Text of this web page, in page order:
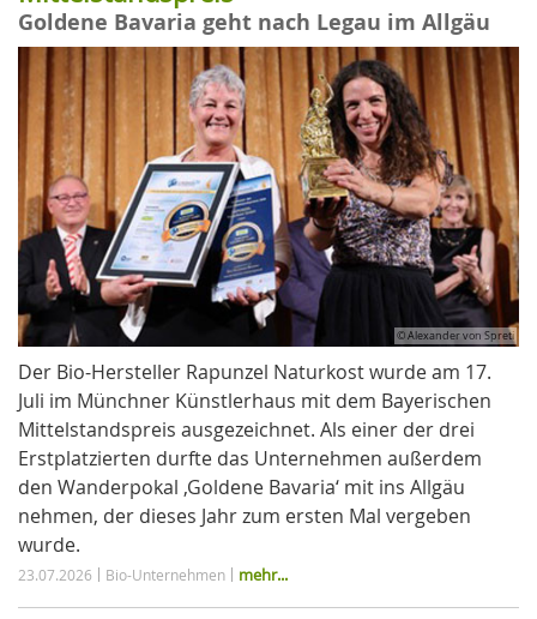
Goldene Bavaria geht nach Legau im Allgäu
© Alexander von Spreti
Der Bio-Hersteller Rapunzel Naturkost wurde am 17.
Juli im Münchner Künstlerhaus mit dem Bayerischen
Mittelstandspreis ausgezeichnet. Als einer der drei
Erstplatzierten durfte das Unternehmen außerdem
den Wanderpokal ‚Goldene Bavaria‘ mit ins Allgäu
nehmen, der dieses Jahr zum ersten Mal vergeben
wurde.
23.07.2026 Bio-Unternehmen mehr...